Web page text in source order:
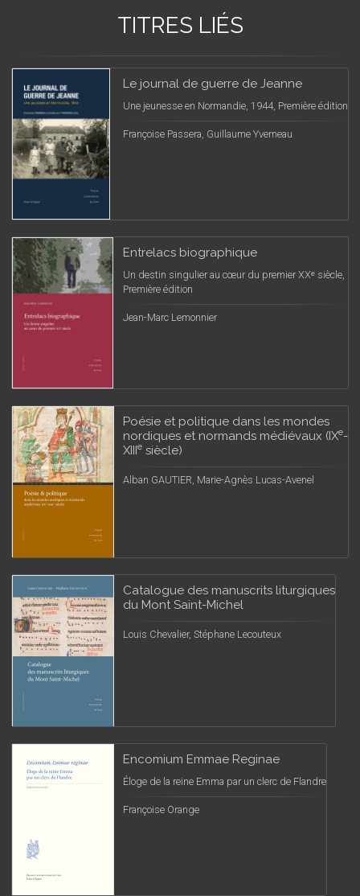
TITRES LIÉS
Le journal de guerre de Jeanne
Une jeunesse en Normandie, 1944, Première édition
Françoise Passera, Guillaume Yverneau
Entrelacs biographique
Un destin singulier au cœur du premier XXᵉ siècle,
Première édition
Jean-Marc Lemonnier
Poésie et politique dans les mondes
nordiques et normands médiévaux (IXe-
XIIIe siècle)
Alban GAUTIER, Marie-Agnès Lucas-Avenel
Catalogue des manuscrits liturgiques
du Mont Saint-Michel
Louis Chevalier, Stéphane Lecouteux
Encomium Emmae Reginae
Éloge de la reine Emma par un clerc de Flandre
Françoise Orange